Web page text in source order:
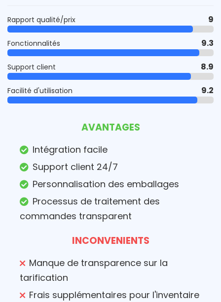
Rapport qualité/prix 9
Fonctionnalités 9.3
Support client 8.9
Facilité d'utilisation 9.2
AVANTAGES
Intégration facile
Support client 24/7
Personnalisation des emballages
Processus de traitement des
commandes transparent
INCONVENIENTS
Manque de transparence sur la
tarification
Frais supplémentaires pour l'inventaire